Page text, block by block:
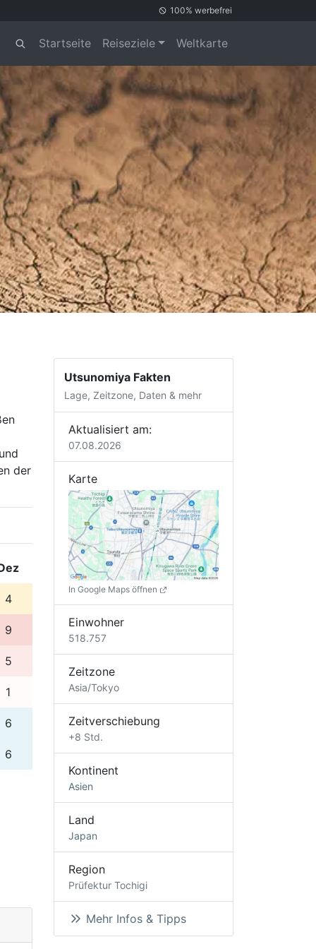
100% werbefrei
Startseite Reiseziele Weltkarte
der
4
9
5
1
6
6
Utsunomiya Fakten
Lage, Zeitzone, Daten & mehr
Aktualisiert am:
07.08.2026
Karte
In Google Maps öffnen
Einwohner
518.757
Zeitzone
Asia/Tokyo
Zeitverschiebung
+8 Std.
Kontinent
Asien
Land
Japan
Region
Prüfektur Tochigi
Mehr Infos & Tipps